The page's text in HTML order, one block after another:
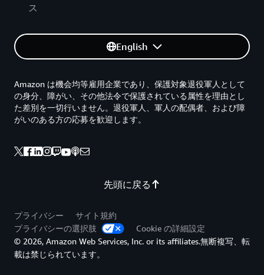
ス
English
先頭に戻る
Amazon は機会均等雇用企業であり、保護対象退役軍人として
の身分、障がい、その他法令で保護されている属性を理由とし
た差別を一切行いません。退役軍人、軍人の配偶者、および障
がいのある方の応募を歓迎します。
プライバシー
サイト規約
プライバシーの選択肢
Cookie の詳細設定
© 2026, Amazon Web Services, Inc. or its affiliates.無断複写、転
載は禁じられています。